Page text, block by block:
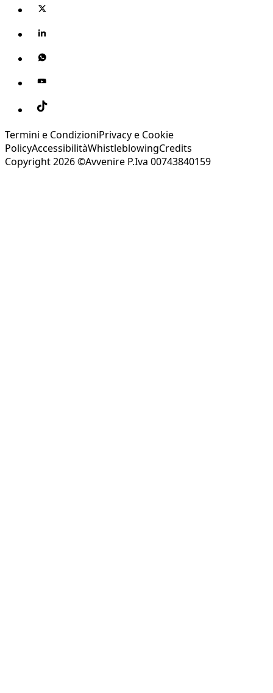
Termini e CondizioniPrivacy e Cookie
PolicyAccessibilitàWhistleblowingCredits
Copyright 2026 ©Avvenire P.Iva 00743840159